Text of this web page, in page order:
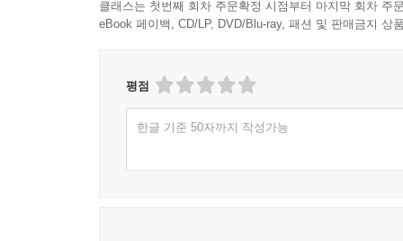
클래스는 첫번째 회차 주문확정 시점부터 마지막 회차 주
eBook 페이백, CD/LP, DVD/Blu-ray, 패션 및 판매금지 상
평점
한글 기준 50자까지 작성가능